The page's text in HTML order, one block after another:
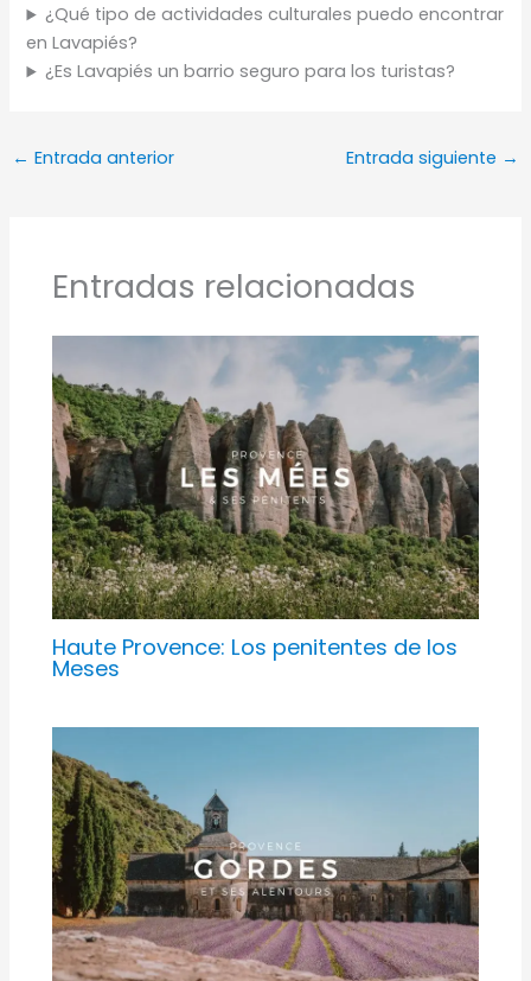
¿Qué tipo de actividades culturales puedo encontrar
en Lavapiés?
¿Es Lavapiés un barrio seguro para los turistas?
← Entrada anterior Entrada siguiente →
Entradas relacionadas
Haute Provence: Los penitentes de los
Meses